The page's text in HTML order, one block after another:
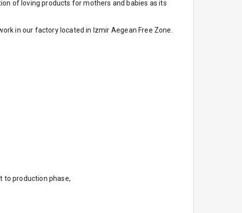
of loving products for mothers and babies as its
in our factory located in Izmir Aegean Free Zone.
to production phase,